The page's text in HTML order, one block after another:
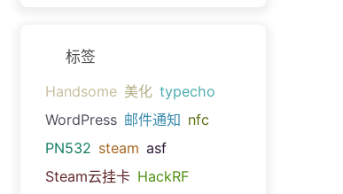
标签
Handsome 美化 typecho
WordPress 邮件通知 nfc
PN532 steam asf
Steam云挂卡 HackRF